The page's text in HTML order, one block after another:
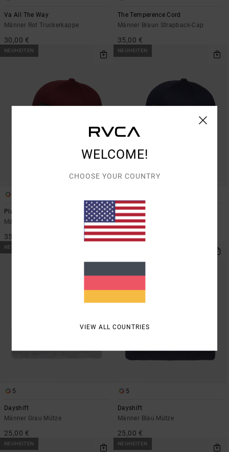
Va All The Way
Männer Rot Truckerkappe
30,00 €
The Temperence Cord
Männer Braun Strapback-Cap
35,00 €
NEUHEITEN
Platform
Männer Rot Snapback-Cap
35,00 €
NEUHEITEN
Platform
Männer Blau Snapback-Cap
35,00 €
NEUHEITEN
5
Dayshift
Männer Grau Mütze
25,00 €
5
Dayshift
Männer Blau Mütze
25,00 €
NEUHEITEN NEUHEITEN
WELCOME!
CHOOSE YOUR COUNTRY
VIEW ALL COUNTRIES